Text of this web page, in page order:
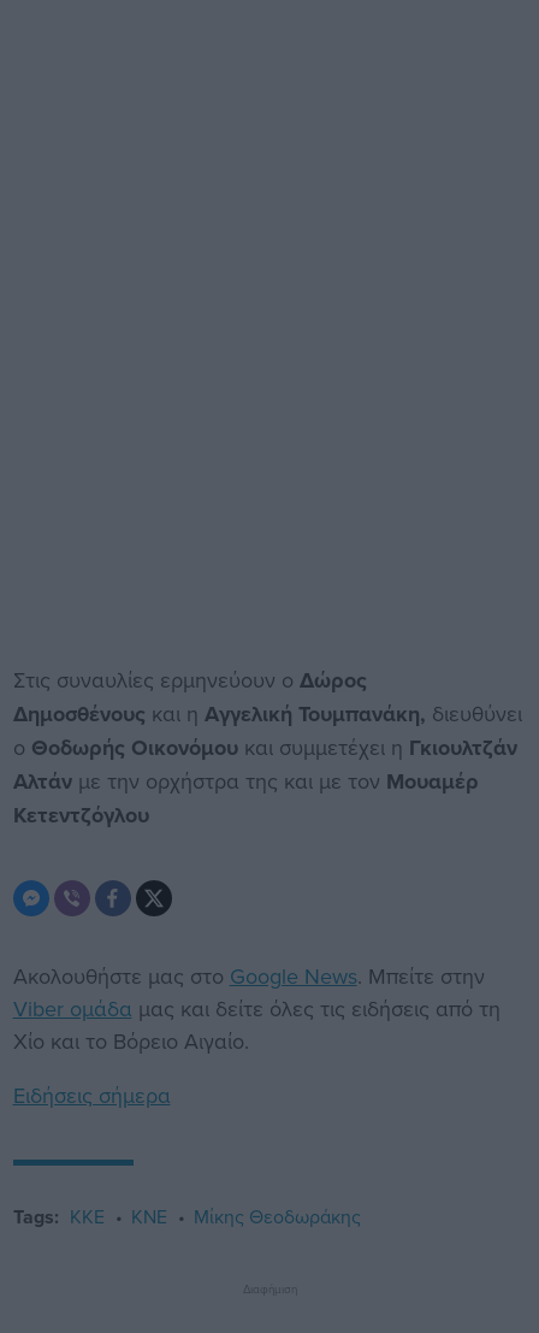
Στις συναυλίες ερμηνεύουν ο Δώρος
Δημοσθένους και η Αγγελική Τουμπανάκη, διευθύνει
ο Θοδωρής Οικονόμουκαι συμμετέχει η Γκιουλτζάν
Αλτάνμε την ορχήστρα της και με τον Μουαμέρ
Κετεντζόγλου
Ακολουθήστε μας στο Google News. Μπείτε στην
Viber ομάδα μας και δείτε όλες τις ειδήσεις από τη
Χίο και το Βόρειο Αιγαίο.
Ειδήσεις σήμερα
Tags: ΚΚΕ ΚΝΕ Μίκης Θεοδωράκης
Διαφήμιση